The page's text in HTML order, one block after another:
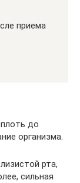
приема
до
организма.
рта,
сильная